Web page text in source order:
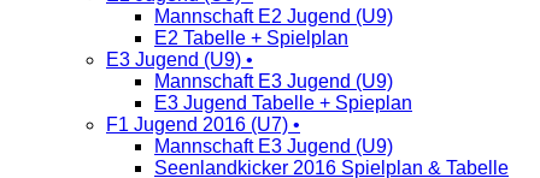
Mannschaft E2 Jugend (U9)
E2 Tabelle + Spielplan
E3 Jugend (U9) •
Mannschaft E3 Jugend (U9)
E3 Jugend Tabelle + Spieplan
F1 Jugend 2016 (U7) •
Mannschaft E3 Jugend (U9)
Seenlandkicker 2016 Spielplan & Tabelle